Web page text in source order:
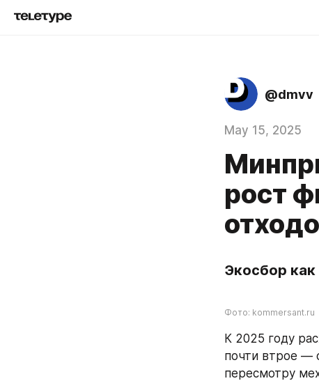
@dmvv
May 15, 2025
рост
Экосбор
Фото: kommersant.ru
К 2025 году
почти втрое —
пересмотру